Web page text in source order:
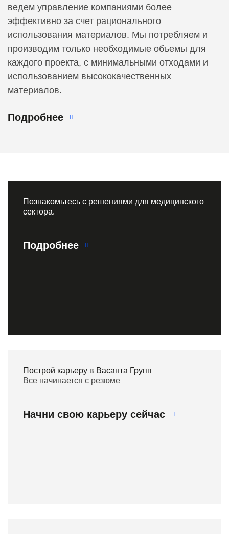
ведем управление компаниями более
эффективно за счет рационального
использования материалов. Мы потребляем и
производим только необходимые объемы для
каждого проекта, с минимальными отходами и
использованием высококачественных
материалов.
Подробнее
Познакомьтесь с решениями для медицинского
сектора.
Подробнее
Построй карьеру в Васанта Групп
Все начинается с резюме
Начни свою карьеру сейчас